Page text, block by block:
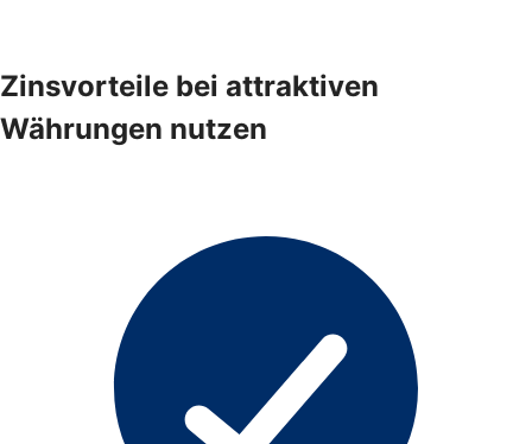
Zinsvorteile bei attraktiven
Währungen nutzen